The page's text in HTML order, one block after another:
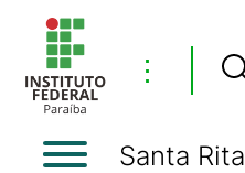
⋮
Santa Rita